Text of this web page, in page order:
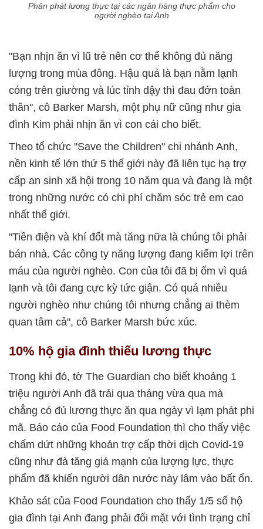
Phân phát lương thực tại các ngân hàng thực phẩm cho
người nghèo tại Anh
"Bạn nhịn ăn vì lũ trẻ nên cơ thể không đủ năng
lượng trong mùa đông. Hậu quả là bạn nằm lạnh
cóng trên giường và lúc tỉnh dậy thì đau đớn toàn
thân", cô Barker Marsh, một phụ nữ cũng như gia
đình Kim phải nhịn ăn vì con cái cho biết.
Theo tổ chức "Save the Children" chi nhánh Anh,
nền kinh tế lớn thứ 5 thế giới này đã liên tục hạ trợ
cấp an sinh xã hội trong 10 năm qua và đang là một
trong những nước có chi phí chăm sóc trẻ em cao
nhất thế giới.
"Tiền điện và khí đốt mà tăng nữa là chúng tôi phải
bán nhà. Các công ty năng lượng đang kiếm lợi trên
máu của người nghèo. Con của tôi đã bị ốm vì quá
lạnh và tôi đang cực kỳ tức giận. Có quá nhiều
người nghèo như chúng tôi nhưng chẳng ai thèm
quan tâm cả", cô Barker Marsh bức xúc.
10% hộ gia đình thiếu lương thực
Trong khi đó, tờ The Guardian cho biết khoảng 1
triệu người Anh đã trải qua tháng vừa qua mà
chẳng có đủ lương thực ăn qua ngày vì lạm phát phi
mã. Báo cáo của Food Foundation thì cho thấy việc
chấm dứt những khoản trợ cấp thời dịch Covid-19
cũng như đà tăng giá mạnh của lượng lực, thực
phẩm đã khiến người dân nước này lâm vào bất ổn.
Khảo sát của Food Foundation cho thấy 1/5 số hộ
gia đình tại Anh đang phải đối mặt với tình trạng chỉ